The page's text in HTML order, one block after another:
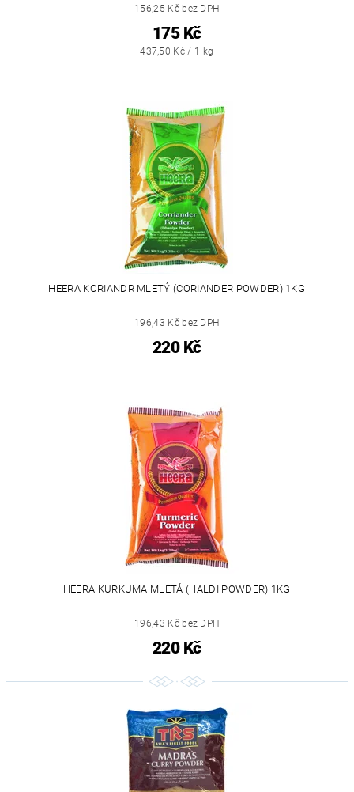
156,25 Kč bez DPH
175 Kč
437,50 Kč / 1 kg
HEERA KORIANDR MLETÝ (CORIANDER POWDER) 1KG
196,43 Kč bez DPH
220 Kč
HEERA KURKUMA MLETÁ (HALDI POWDER) 1KG
196,43 Kč bez DPH
220 Kč